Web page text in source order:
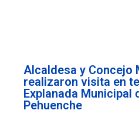
Alcaldesa y Concejo
realizaron visita en
Explanada Municipal
Pehuenche